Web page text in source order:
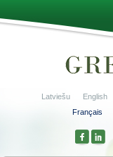
Latviešu English
Français